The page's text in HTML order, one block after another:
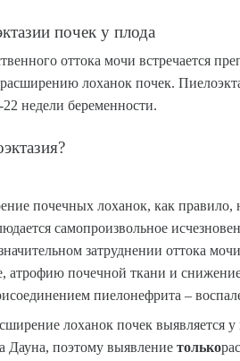
почек у плода
оттока мочи встречается
лоханок почек.
недели беременности.
почечных лоханок, как правило,
самопроизвольное
затруднении оттока
атрофию почечной ткани и
пиелонефрита –
лоханок почек выявляется
Дауна, поэтому выявление только